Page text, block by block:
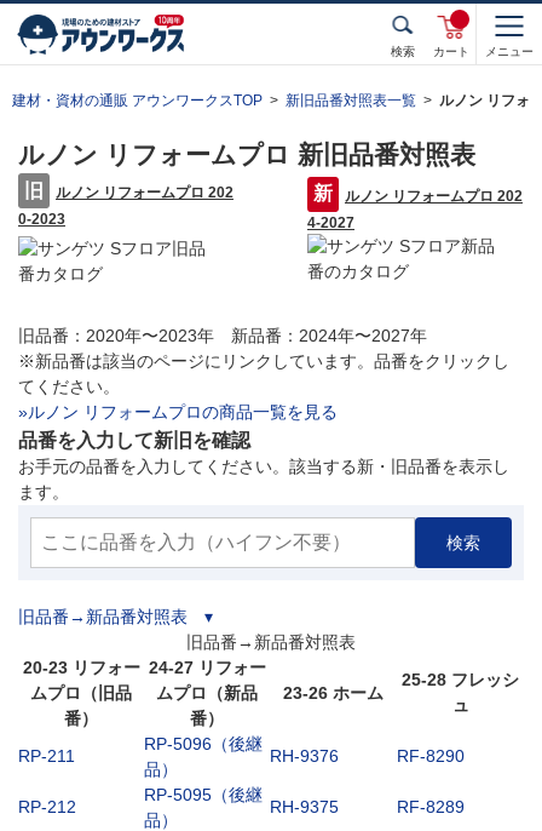
検索 カート メニュー
建材・資材の通販 アウンワークスTOP 新旧品番対照表一覧 ルノン リフォ
ルノン リフォームプロ 新旧品番対照表
ルノン リフォームプロ 202
0-2023
ルノン リフォームプロ 202
4-2027
旧品番：2020年〜2023年 新品番：2024年〜2027年
※新品番は該当のページにリンクしています。品番をクリックし
てください。
»ルノン リフォームプロの商品一覧を見る
品番を入力して新旧を確認
お手元の品番を入力してください。該当する新・旧品番を表示し
ます。
検索
旧品番→新品番対照表 ▾
旧品番→新品番対照表
20-23 リフォー
ムプロ（旧品
番）
24-27 リフォー
ムプロ（新品
番）
23-26 ホーム
25-28 フレッシ
ュ
RP-211
RP-5096（後継
品）
RH-9376 RF-8290
RP-212
RP-5095（後継
品）
RH-9375 RF-8289